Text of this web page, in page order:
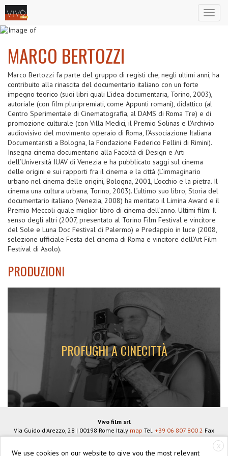
MARCO BERTOZZI
Marco Bertozzi fa parte del gruppo di registi che, negli ultimi anni, ha
contribuito alla rinascita del documentario italiano con un forte
impegno teorico (suoi libri quali L’idea documentaria, Torino, 2003),
autoriale (con film pluripremiati, come Appunti romani), didattico (al
Centro Sperimentale di Cinematografia, al DAMS di Roma Tre) e di
promozione culturale (con Villa Medici, il Premio Solinas e l’Archivio
audiovisivo del movimento operaio di Roma, l’Associazione Italiana
Documentaristi a Bologna, la Fondazione Federico Fellini di Rimini).
Insegna cinema documentario alla Facoltà di Design e Arti
dell’Università IUAV di Venezia e ha pubblicato saggi sul cinema
delle origini e sui rapporti fra il cinema e la città (L’immaginario
urbano nel cinema delle origini, Bologna, 2001, L’occhio e la pietra. Il
cinema una cultura urbana, Torino, 2003). L’ultimo suo libro, Storia del
documentario italiano (Venezia, 2008) ha meritato il Limina Award e il
Premio Meccoli quale miglior libro di cinema dell’anno. Ultimi film: Il
senso degli altri (2007, presentato al Torino Film Festival e vincitore
del Sole e Luna Doc Festival di Palermo) e Predappio in luce (2008,
selezione ufficiale Festa del cinema di Roma e vincitore dell’Art Film
Festival di Asolo).
PRODUZIONI
Aprile
2012
2012
PROFUGHI A CINECITTÀ
STORIA
RACCONTATA
DEGLI
SECONDO
DOPOGUERRA
MARCO
BERTOZZI
Vivo film srl
Via Guido d'Arezzo, 28 | 00198 Rome Italy map Tel. +39 06 807 800 2 Fax
+39 06 806 934 83 info@vivofilm.it
X
We use cookies on our website to give you the most relevant